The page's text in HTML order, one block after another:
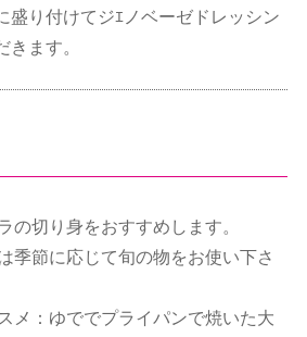
盛り付けてジｴノベーゼドレッシン
きます。
の切り身をおすすめします。
季節に応じて旬の物をお使い下さ
メ：ゆででプライパンで焼いた大